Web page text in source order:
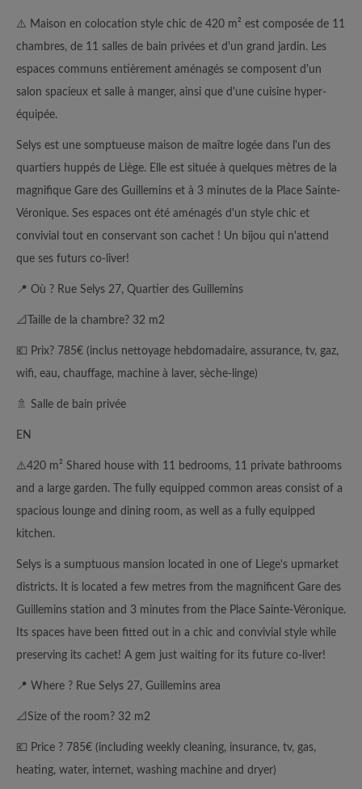
⚠️ Maison en colocation style chic de 420 m² est composée de 11
chambres, de 11 salles de bain privées et d'un grand jardin. Les
espaces communs entièrement aménagés se composent d'un
salon spacieux et salle à manger, ainsi que d'une cuisine hyper-
équipée.
Selys est une somptueuse maison de maître logée dans l'un des
quartiers huppés de Liège. Elle est située à quelques mètres de la
magnifique Gare des Guillemins et à 3 minutes de la Place Sainte-
Véronique. Ses espaces ont été aménagés d'un style chic et
convivial tout en conservant son cachet ! Un bijou qui n'attend
que ses futurs co-liver!
📍 Où ? Rue Selys 27, Quartier des Guillemins
📐Taille de la chambre? 32 m2
💶 Prix? 785€ (inclus nettoyage hebdomadaire, assurance, tv, gaz,
wifi, eau, chauffage, machine à laver, sèche-linge)
🚿 Salle de bain privée
EN
⚠️420 m² Shared house with 11 bedrooms, 11 private bathrooms
and a large garden. The fully equipped common areas consist of a
spacious lounge and dining room, as well as a fully equipped
kitchen.
Selys is a sumptuous mansion located in one of Liege's upmarket
districts. It is located a few metres from the magnificent Gare des
Guillemins station and 3 minutes from the Place Sainte-Véronique.
Its spaces have been fitted out in a chic and convivial style while
preserving its cachet! A gem just waiting for its future co-liver!
📍 Where ? Rue Selys 27, Guillemins area
📐Size of the room? 32 m2
💶 Price ? 785€ (including weekly cleaning, insurance, tv, gas,
heating, water, internet, washing machine and dryer)